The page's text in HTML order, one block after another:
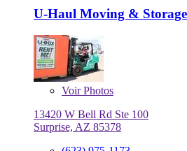
U-Haul Moving &
VoirPhotos
13420 W Bell Rd Ste 100
Surprise, AZ 85378